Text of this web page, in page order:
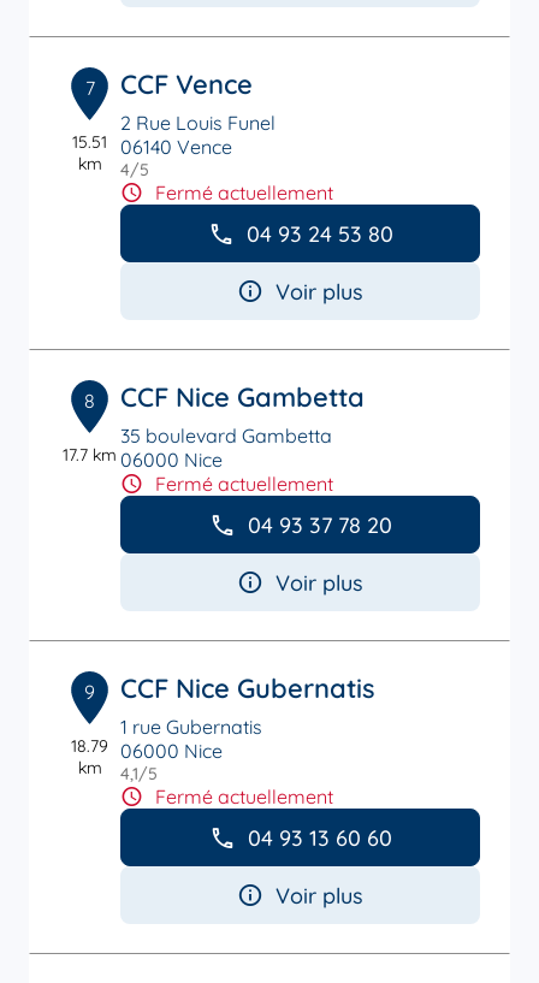
7
15.51
km
CCF Vence
2 Rue Louis Funel
06140 Vence
4/5
Fermé actuellement
04 93 24 53 80
Voir plus
8
17.7 km
CCF Nice Gambetta
35 boulevard Gambetta
06000 Nice
Fermé actuellement
04 93 37 78 20
Voir plus
9
18.79
km
CCF Nice Gubernatis
1 rue Gubernatis
06000 Nice
4,1/5
Fermé actuellement
04 93 13 60 60
Voir plus